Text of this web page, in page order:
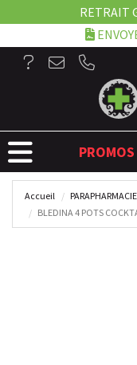
RETRAIT
NAVIGATION
PROMOS
Accueil
PARAPHARMACIE
BLEDINA 4 POTS